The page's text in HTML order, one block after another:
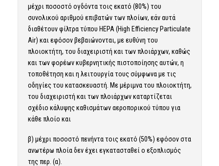
μέχρι ποσοστό ογδόντα τοις εκατό (80%) του
συνολικού αριθμού επιβατών των πλοίων, εάν αυτά
διαθέτουν φίλτρα τύπου HEPA (High Efficiency Particulate
Air) και εφόσον βεβαιώνονται, με ευθύνη του
πλοιοκτήτη, του διαχειριστή και των πλοιάρχων, καθώς
και των φορέων κυβερνητικής πιστοποίησης αυτών, η
τοποθέτηση και η λειτουργία τους σύμφωνα με τις
οδηγίες του κατασκευαστή. Με μέριμνα του πλοιοκτήτη,
του διαχειριστή και των πλοιάρχων καταρτίζεται
σχέδιο κάλυψης καθισμάτων αεροπορικού τύπου για
κάθε πλοίο και
β) μέχρι ποσοστό πενήντα τοις εκατό (50%) εφόσον στα
ανωτέρω πλοία δεν έχει εγκατασταθεί ο εξοπλισμός
της περ. (α).